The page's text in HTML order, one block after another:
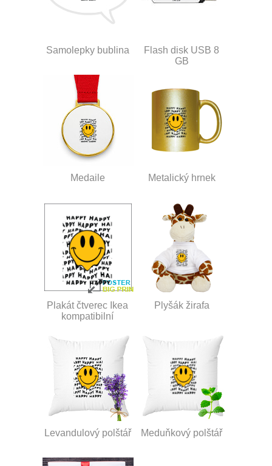
Samolepky bublina
Flash disk USB 8
GB
Medaile Metalický hrnek
Plakát čtverec Ikea
kompatibilní
Plyšák žirafa
Levandulový polštář Meduňkový polštář